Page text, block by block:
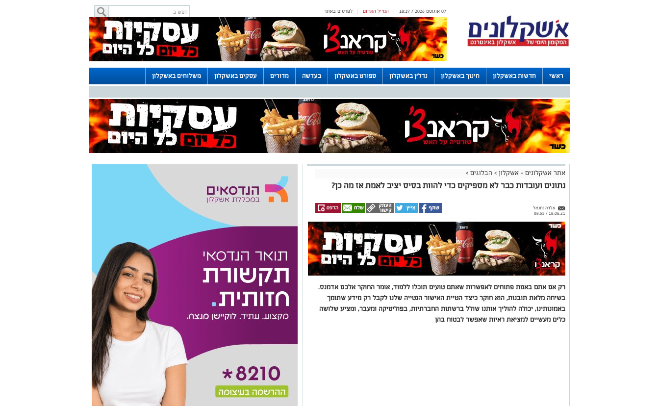
לפרסום באתר | המייל האדום | 07 אוגוסט 2026 / 18:17
ראשי חדשות באשקלון חינוך באשקלון נדל"ן באשקלון ספורט באשקלון בעדשה מדורים עסקים באשקלון משלוחים באשקלון
אתר אשקלונים - אשקלון > הבלוגים >
נתונים ועובדות כבר לא מספיקים כדי להוות בסיס יציב לאמת אז מה כן?
אלדה נתנאל
18.06.21 / 08:55
רק אם אתם באמת פתוחים לאפשרות שאתם טועים תוכלו ללמוד, אומר החוקר אלכס אדמנס.
בשיחה מלאת תובנות, הוא חוקר כיצד הטיית האישור הנטייה שלנו לקבל רק מידע שתומך
באמונותינו, יכולה להוליך אותנו שולל ברשתות החברתיות, בפוליטיקה ומעבר, ומציע שלושה
כלים מעשיים למציאת ראיות שאפשר לבטוח בהן